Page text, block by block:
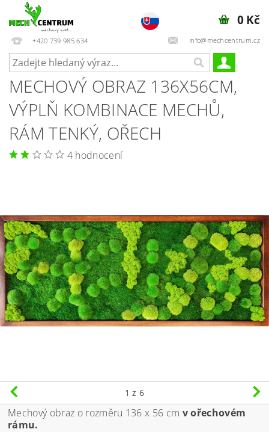
+420 739 985 634 info@mechcentrum.cz
0 Kč
MECHOVÝ OBRAZ 136X56CM,
VÝPLŇ KOMBINACE MECHŮ,
RÁM TENKÝ, OŘECH
4 hodnocení
1 z 6
Mechový obraz o rozměru 136 x 56 cm v ořechovém
rámu.